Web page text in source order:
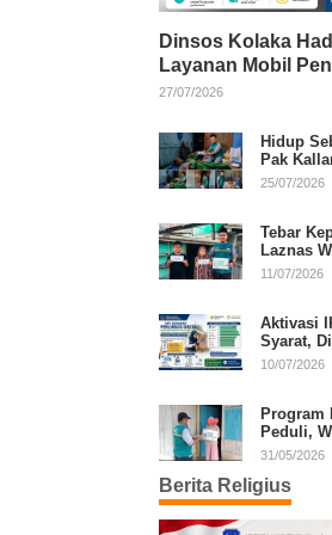
Dinsos Kolaka
Layanan Mobil
Gratis bagi Pasien
27/07/2026
Hidup
Pak
Bantuan
25/07/2026
Tebar
Laznas
Anak
11/07/2026
Aktivasi
Syarat,
10/07/2026
Program
Peduli,
Bantu
31/05/2026
Berita Religius